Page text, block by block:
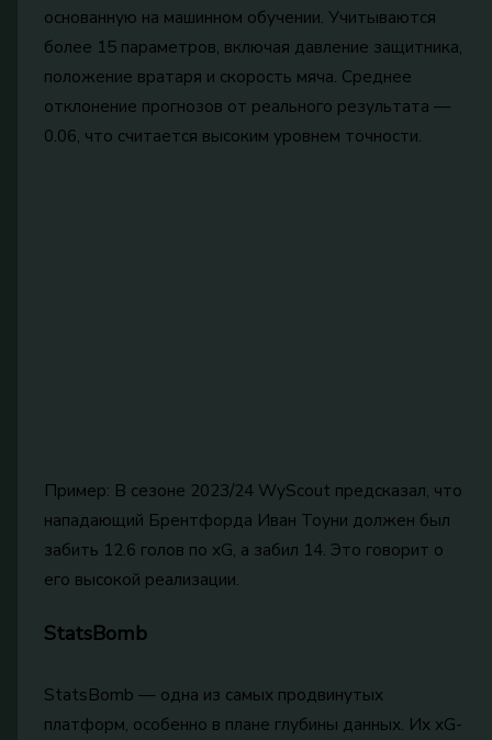
основанную на машинном обучении. Учитываются
более 15 параметров, включая давление защитника,
положение вратаря и скорость мяча. Среднее
отклонение прогнозов от реального результата —
0.06, что считается высоким уровнем точности.
Пример: В сезоне 2023/24 WyScout предсказал, что
нападающий Брентфорда Иван Тоуни должен был
забить 12.6 голов по xG, а забил 14. Это говорит о
его высокой реализации.
StatsBomb
StatsBomb — одна из самых продвинутых
платформ, особенно в плане глубины данных. Их xG-